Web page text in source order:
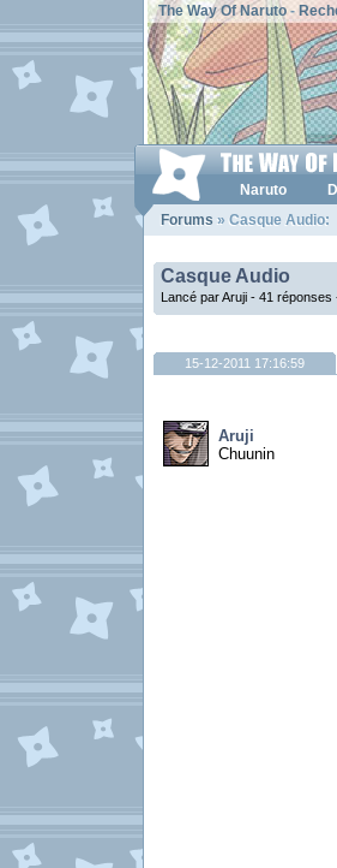
The Way Of Naruto-
Naruto
Forums » Casque Audio:
Casque Audio
Lancé par Aruji - 41 réponses
15-12-2011 17:16:59
Aruji
Chuunin